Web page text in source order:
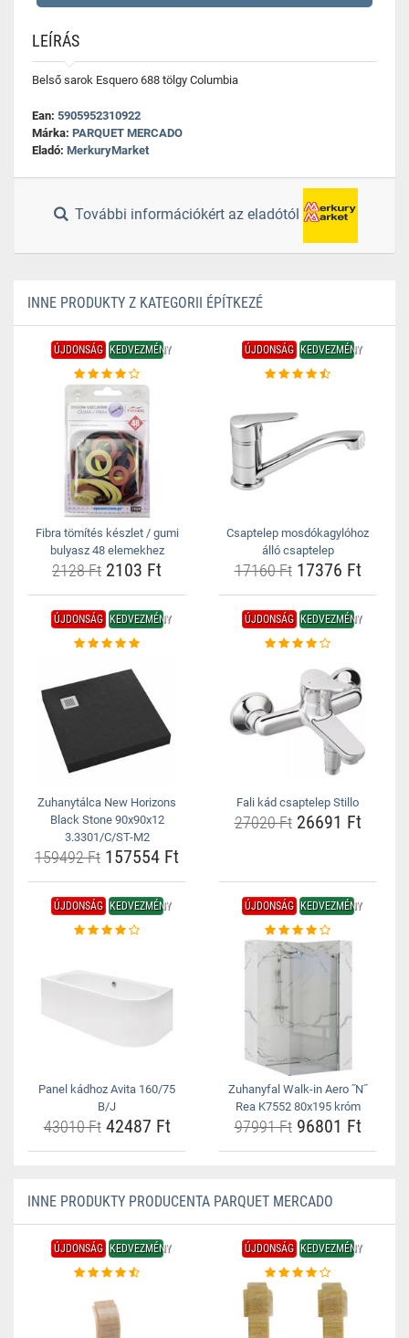
LEÍRÁS
Belső sarok Esquero 688 tölgy Columbia
Ean: 5905952310922
Márka: PARQUET MERCADO
Eladó: MerkuryMarket
További információkért az eladótól
INNE PRODUKTY Z KATEGORII ÉPÍTKEZÉ
ÚJDONSÁG KEDVEZMÉNY
Fibra tömítés készlet / gumi
bulyasz 48 elemekhez
2128 Ft 2103 Ft
ÚJDONSÁG KEDVEZMÉNY
Csaptelep mosdókagylóhoz
álló csaptelep
17160 Ft17376 Ft
ÚJDONSÁG KEDVEZMÉNY
Zuhanytálca New Horizons
Black Stone 90x90x12
3.3301/C/ST-M2
159492 Ft 157554 Ft
ÚJDONSÁG KEDVEZMÉNY
Fali kád csaptelep Stillo
27020 Ft26691 Ft
ÚJDONSÁG KEDVEZMÉNY
Panel kádhoz Avita 160/75
B/J
43010 Ft42487 Ft
ÚJDONSÁG KEDVEZMÉNY
Zuhanyfal Walk-in Aero ˝N˝
Rea K7552 80x195 króm
97991 Ft96801 Ft
INNE PRODUKTY PRODUCENTA PARQUET MERCADO
ÚJDONSÁG KEDVEZMÉNY ÚJDONSÁG KEDVEZMÉNY